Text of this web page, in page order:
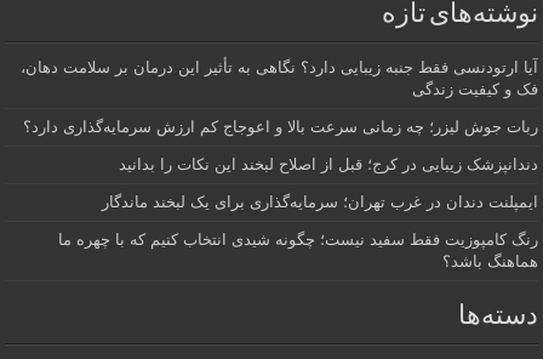
نوشته‌های تازه
آیا ارتودنسی فقط جنبه زیبایی دارد؟ نگاهی به تأثیر این درمان بر سلامت دهان،
فک و کیفیت زندگی
ربات جوش لیزر؛ چه زمانی سرعت بالا و اعوجاج کم ارزش سرمایه‌گذاری دارد؟
دندانپزشک زیبایی در کرج؛ قبل از اصلاح لبخند این نکات را بدانید
ایمپلنت دندان در غرب تهران؛ سرمایه‌گذاری برای یک لبخند ماندگار
رنگ کامپوزیت فقط سفید نیست؛ چگونه شیدی انتخاب کنیم که با چهره ما
هماهنگ باشد؟
دسته‌ها